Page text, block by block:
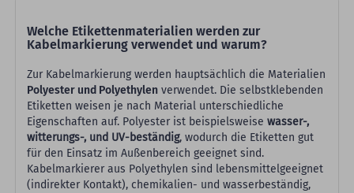
Welche Etikettenmaterialien werden zur
Kabelmarkierung verwendet und warum?
Zur Kabelmarkierung werden hauptsächlich die Materialien
Polyester und Polyethylen verwendet. Die selbstklebenden
Etiketten weisen je nach Material unterschiedliche
Eigenschaften auf. Polyester ist beispielsweise wasser-,
witterungs-, und UV-beständig, wodurch die Etiketten gut
für den Einsatz im Außenbereich geeignet sind.
Kabelmarkierer aus Polyethylen sind lebensmittelgeeignet
(indirekter Kontakt), chemikalien- und wasserbeständig,